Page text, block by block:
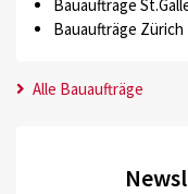
Bauaufträge
Bauaufträge Zürich
Alle Bauaufträge